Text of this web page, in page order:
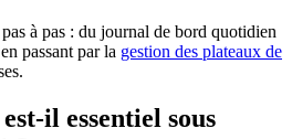
à pas : du journal de bord quotidien
passant par la gestion des plateaux de
il essentiel sous